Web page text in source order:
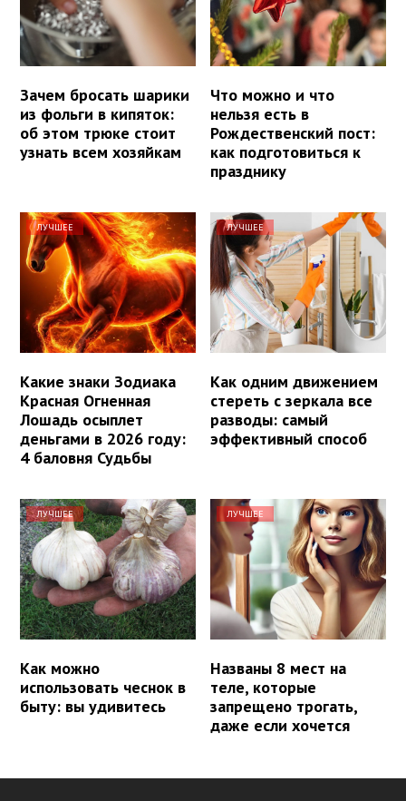
Зачем бросать шарики
из фольги в кипяток:
об этом трюке стоит
узнать всем хозяйкам
Что можно и что
нельзя есть в
Рождественский пост:
как подготовиться к
празднику
ЛУЧШЕЕ
Какие знаки Зодиака
Красная Огненная
Лошадь осыплет
деньгами в 2026 году:
4 баловня Судьбы
ЛУЧШЕЕ
Как одним движением
стереть с зеркала все
разводы: самый
эффективный способ
ЛУЧШЕЕ
Как можно
использовать чеснок в
быту: вы удивитесь
ЛУЧШЕЕ
Названы 8 мест на
теле, которые
запрещено трогать,
даже если хочется